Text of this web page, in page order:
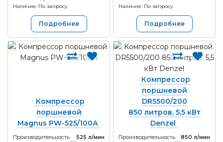
Наличие: По запросу
Подробнее
Наличие: По запросу
Подробнее
Компрессор
поршневой
Magnus PW-525/100А
Производительность
525 л/мин
Компрессор
поршневой
DR5500/200
850 литров, 5,5 кВт
Denzel
Производительность
850 л/мин